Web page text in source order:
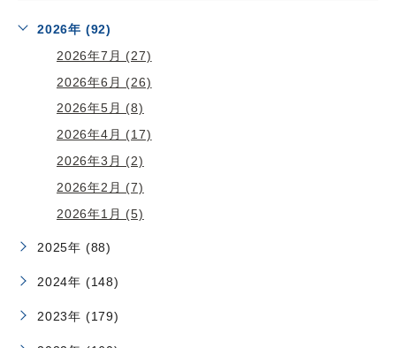
2026年 (92)
2026年7月 (27)
2026年6月 (26)
2026年5月 (8)
2026年4月 (17)
2026年3月 (2)
2026年2月 (7)
2026年1月 (5)
2025年 (88)
2024年 (148)
2023年 (179)